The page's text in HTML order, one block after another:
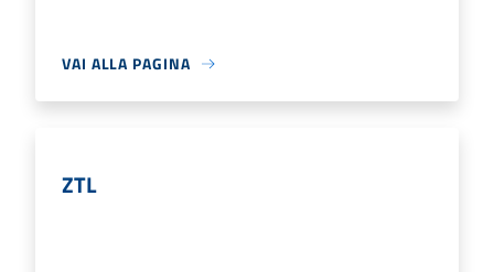
VAI ALLA PAGINA
ZTL